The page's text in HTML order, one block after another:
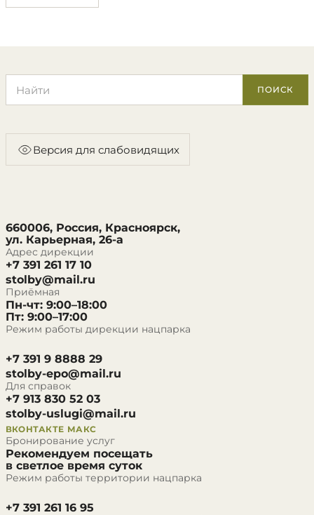
ПОИСК
Версия для слабовидящих
660006, Россия, Красноярск,
ул. Карьерная, 26-а
Адрес дирекции
+7 391 261 17 10
stolby@mail.ru
Приёмная
Пн-чт: 9:00–18:00
Пт: 9:00–17:00
Режим работы дирекции нацпарка
+7 391 9 8888 29
stolby-epo@mail.ru
Для справок
+7 913 830 52 03
stolby-uslugi@mail.ru
ВКОНТАКТЕ МАКС
Бронирование услуг
Рекомендуем посещать
в светлое время суток
Режим работы территории нацпарка
+7 391 261 16 95